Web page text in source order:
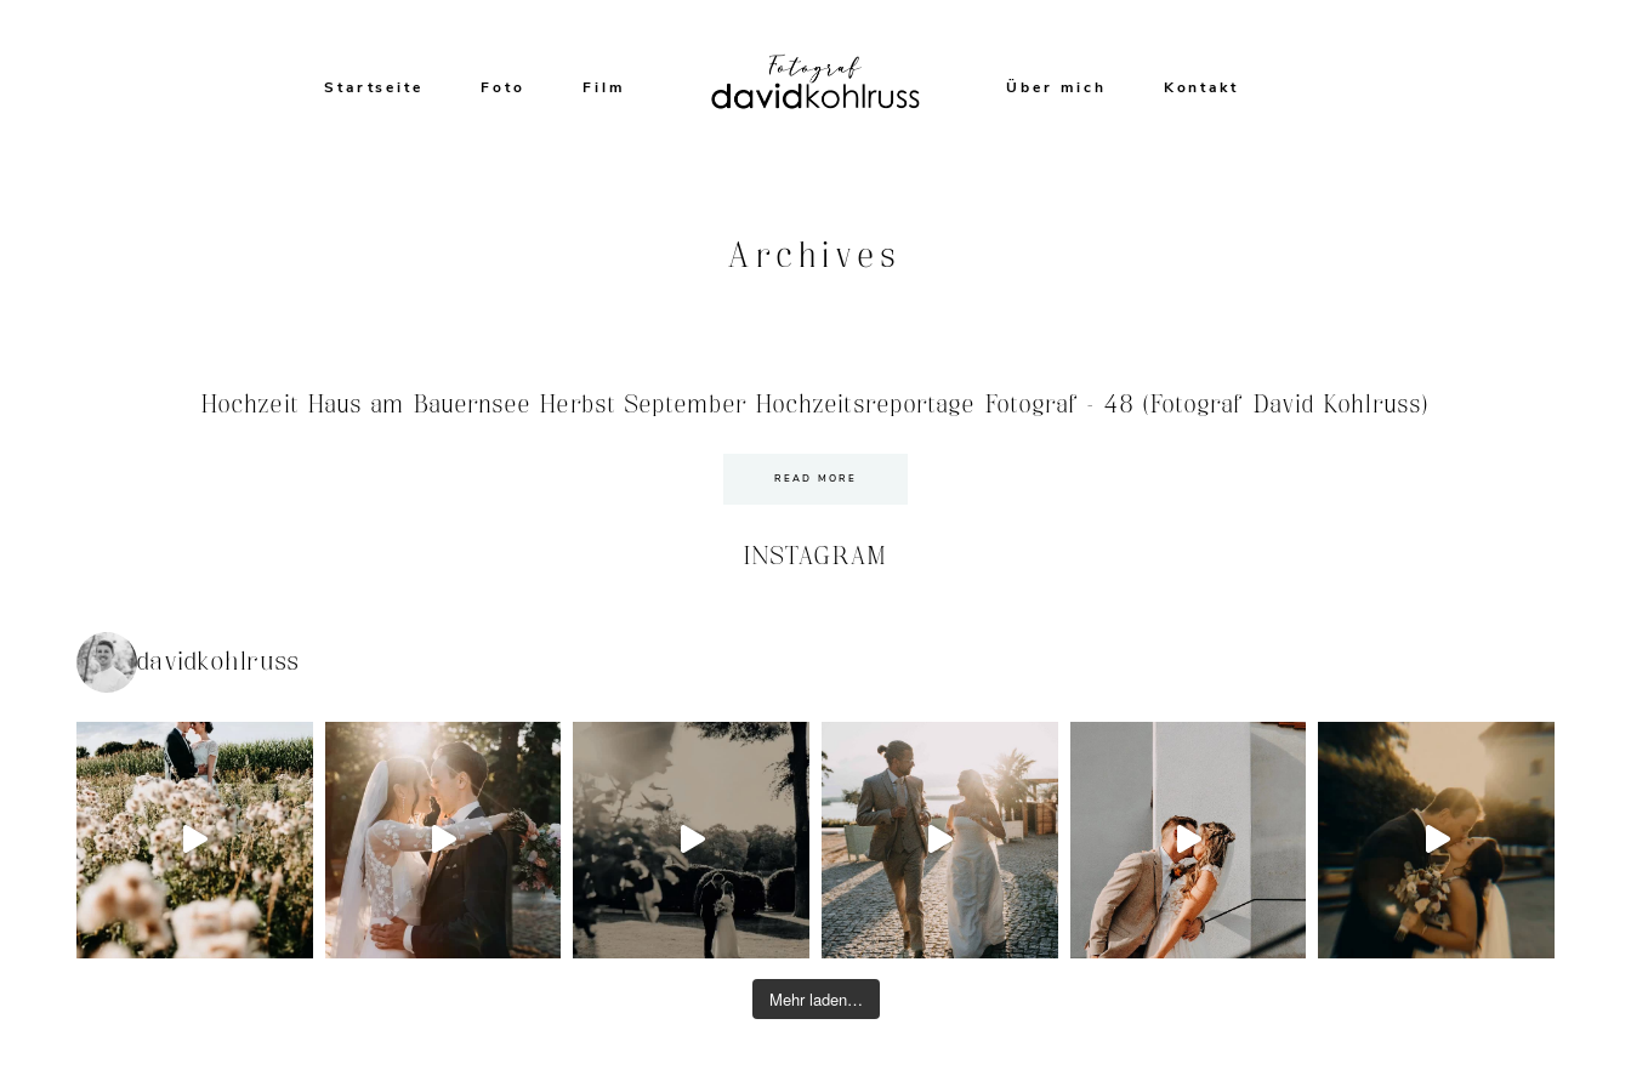
Startseite Foto Film Über mich Kontakt
Archives
Hochzeit Haus am Bauernsee Herbst September Hochzeitsreportage Fotograf – 48 (Fotograf David Kohlruss)
READ MORE
INSTAGRAM
davidkohlruss
Mehr laden…